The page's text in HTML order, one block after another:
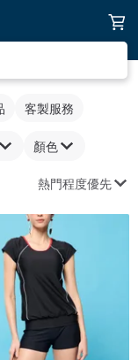
客製服務
顏色
熱門程度優先